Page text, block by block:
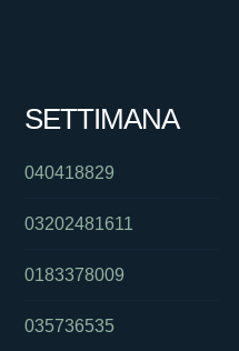
SETTIMANA
040418829
03202481611
0183378009
035736535